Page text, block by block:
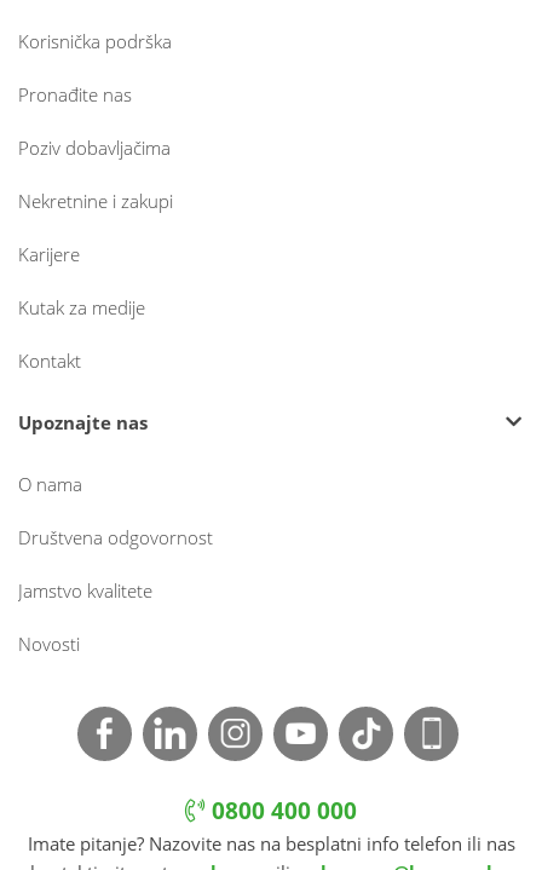
Korisnička podrška
Pronađite nas
Poziv dobavljačima
Nekretnine i zakupi
Karijere
Kutak za medije
Kontakt
Upoznajte nas
O nama
Društvena odgovornost
Jamstvo kvalitete
Novosti
0800 400 000
Imate pitanje? Nazovite nas na besplatni info telefon ili nas